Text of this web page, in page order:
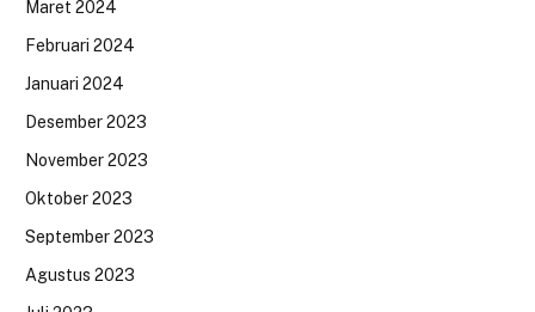
Maret 2024
Februari 2024
Januari 2024
Desember 2023
November 2023
Oktober 2023
September 2023
Agustus 2023